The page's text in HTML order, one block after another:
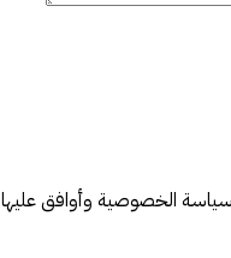
الخصوصية وأوافق عليها